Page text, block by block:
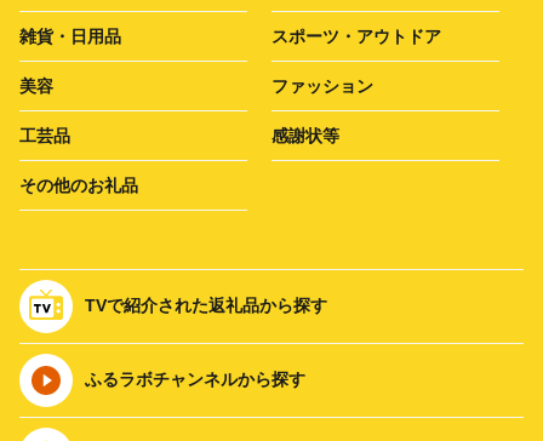
雑貨・日用品 スポーツ・アウトドア
美容 ファッション
工芸品 感謝状等
その他のお礼品
TVで紹介された返礼品から探す
ふるラボチャンネルから探す